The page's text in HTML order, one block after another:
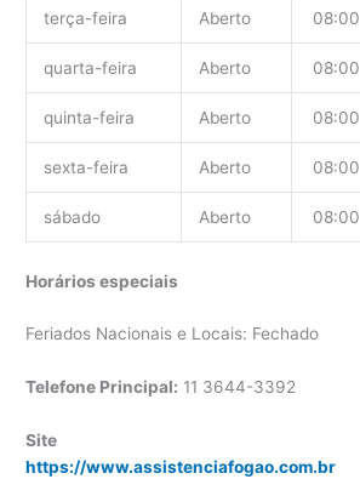
terça-feira Aberto 08:00
quarta-feira Aberto 08:00
quinta-feira Aberto 08:00
sexta-feira Aberto 08:00
sábado Aberto 08:00
Horários especiais
Feriados Nacionais e Locais: Fechado
Telefone Principal: 11 3644-3392
Site
https://www.assistenciafogao.com.br